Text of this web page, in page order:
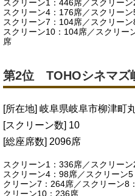
スクリーン1：446席／スクリー
スクリーン4：176席／スクリー
スクリーン7：104席／スクリー
スクリーン10：104席／スクリー
席
第2位 TOHOシネマズ
[所在地] 岐阜県岐阜市柳津町
[スクリーン数] 10
[総座席数] 2096席
スクリーン1：336席／スクリー
スクリーン4：98席／スクリーン
クリーン7：264席／スクリーン8
クリーン10：236席